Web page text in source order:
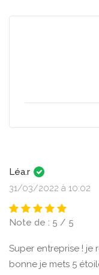
Léa.r
31/03/2022 à 10:02
Note de : 5 / 5
Super entreprise ! je
bonne je mets 5